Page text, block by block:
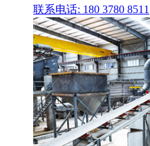
联系电话: 180 3780 8511